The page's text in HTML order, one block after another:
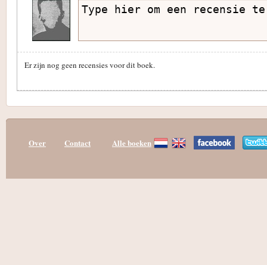
Er zijn nog geen recensies voor dit boek.
Over Contact Alle boeken